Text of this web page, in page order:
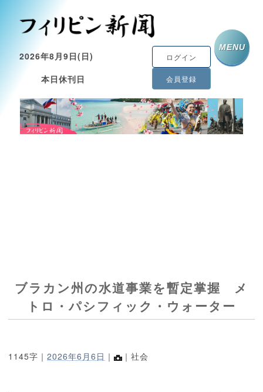
2026年8月9日(日)
本日休刊日
ログイン
会員登録
MENU
ブラカン州の水道事業を暫定掌握 メ
トロ・パシフィック・ウォーター
1145字｜ 2026年6月6日 ｜ ｜社会